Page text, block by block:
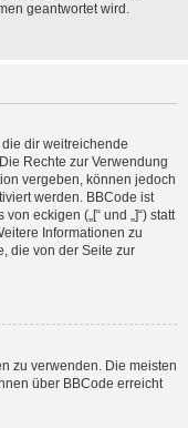
geantwortet wird.
dir weitreichende
Rechte zur Verwendung
vergeben, können jedoch
werden. BBCode ist
eckigen („[“ und „]“) statt
Informationen zu
die von der Seite zur
zu verwenden. Die meisten
über BBCode erreicht